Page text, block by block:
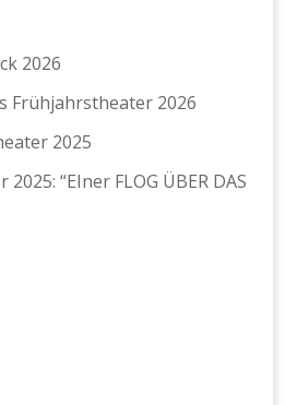
2026
Frühjahrstheater 2026
2025
“EIner FLOG ÜBER DAS